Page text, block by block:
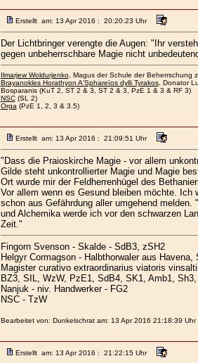
Erstellt am: 13 Apr 2016 : 20:20:23 Uhr
Der Lichtbringer verengte die Augen: "Ihr
gegen unbeherrschbare Magie nicht
Ilmarjew Woldurjenko, Magus der Schule der Beherrschung
Brayanokles Horathyon A'Sphareïos dylli Tyrakos, Donator
Bosparanis (KuT 2, ST 2 & 3, ST 2 & 3, PzE 1 & 3 & RF 3)
NSC(SL 2)
Orga (PzE 1, 2, 3 & 3.5)
Erstellt am: 13 Apr 2016 : 21:09:51 Uhr
"Dass die Praioskirche Magie - vor allem
Gilde steht unkontrollierter Magie und Magie
Ort wurde mir der Feldherrenhügel des
Vor allem wenn es Gesund bleiben möchte.
schon aus Gefährdung aller umgehend
und Alchemika werde ich vor den schwarzen
Zeit."
Fingorn Svenson - Skalde - SdB3, zSH2
Helgyr Cormagson - Halbthorwaler aus Havena,
Magister curativo extraordinarius viatoris
BZ3, SIL, WzW, PzE1, SdB4, SK1, Amb1,
Nanjuk - niv. Handwerker - FG2
NSC - TzW
Bearbeitet von: Dunkelschrat am: 13 Apr 2016 21:18:39 Uhr
Erstellt am: 13 Apr 2016 : 21:22:15 Uhr